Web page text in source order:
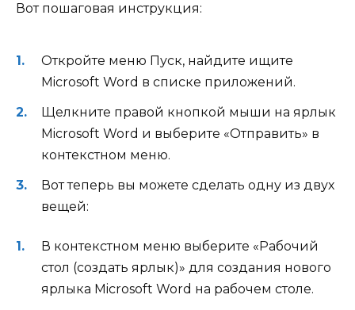
Вот пошаговая инструкция:
Откройте меню Пуск, найдите ищите
Microsoft Word в списке приложений.
Щелкните правой кнопкой мыши на ярлык
Microsoft Word и выберите «Отправить» в
контекстном меню.
Вот теперь вы можете сделать одну из двух
вещей:
В контекстном меню выберите «Рабочий
стол (создать ярлык)» для создания нового
ярлыка Microsoft Word на рабочем столе.